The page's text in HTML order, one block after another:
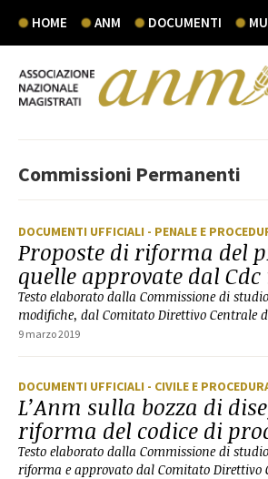
HOME ANM DOCUMENTI
Commissioni Permanenti
DOCUMENTI UFFICIALI - PENALE E
Proposte di riforma del
quelle approvate dal Cdc
Testo elaborato dalla Commissione di
modifiche, dal Comitato Direttivo Centrale
9 marzo 2019
DOCUMENTI UFFICIALI - CIVILE E
L’Anm sulla bozza di
riforma del codice di
Testo elaborato dalla Commissione di
riforma e approvato dal Comitato Direttivo